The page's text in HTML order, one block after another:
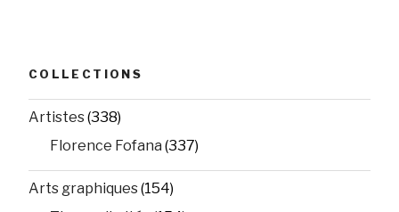
COLLECTIONS
Artistes(338)
Florence Fofana (337)
Arts graphiques(154)